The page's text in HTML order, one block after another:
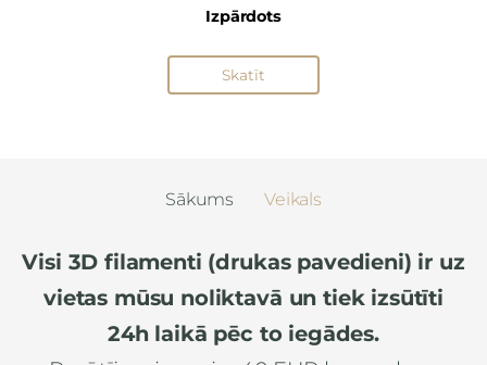
Izpārdots
Skatīt
Sākums Veikals
Visi 3D filamenti (drukas pavedieni) ir uz
vietas mūsu noliktavā un tiek izsūtīti
24h laikā pēc to iegādes.